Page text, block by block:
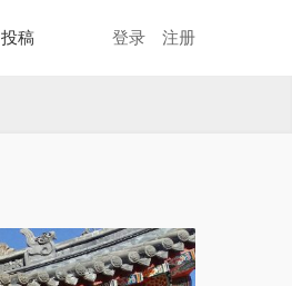
投稿 登录 注册